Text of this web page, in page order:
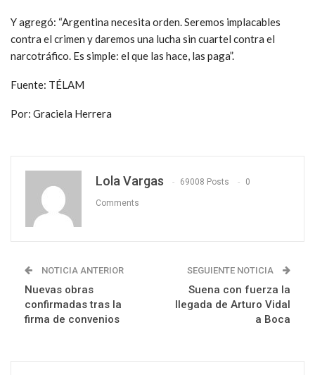
Y agregó: “Argentina necesita orden. Seremos implacables
contra el crimen y daremos una lucha sin cuartel contra el
narcotráfico. Es simple: el que las hace, las paga”.
Fuente: TÉLAM
Por: Graciela Herrera
Lola Vargas 69008 Posts 0
Comments
NOTICIA ANTERIOR
Nuevas obras
confirmadas tras la
firma de convenios
SEGUIENTE NOTICIA
Suena con fuerza la
llegada de Arturo Vidal
a Boca